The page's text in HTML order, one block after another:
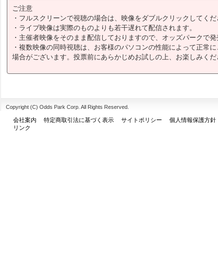
ご注意
・フルスクリーンで視聴の場合は、映像をダブルクリックしてく
・ライブ映像は実際のものよりも若干遅れて配信されます。
・主催者映像をそのまま配信しておりますので、オッズパークで
・複数映像の同時視聴は、お客様のパソコンの性能によって正常
場合がございます。投票前にあらかじめお試しの上、お楽しみく
Copyright (C) Odds Park Corp. All Rights Reserved.
会社案内 特定商取引法に基づく表示 サイトポリシー
個人情報保護方針
リンク